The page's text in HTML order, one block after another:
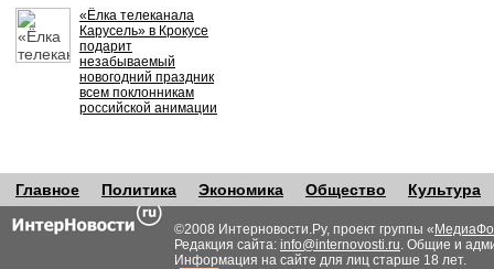
«Ёлка телеканала
Карусель» в Крокусе
подарит
незабываемый
новогодний праздник
всем поклонникам
российской анимации
Главное Политика Экономика Общество Культура
©2008 Интерновости.Ру, проект группы «
Редакция сайта: info@internovosti.ru. Общие и
Информация на сайте для лиц старше 18 лет.